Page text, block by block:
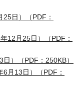
日）（PDF：
12月25日）（PDF：
）（PDF：250KB）
月13日）（PDF：